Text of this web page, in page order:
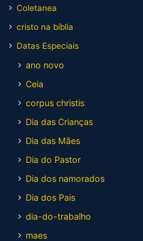
Coletanea
cristo na bíblia
Datas Especiais
ano novo
Ceia
corpus christis
Dia das Crianças
Dia das Mães
Dia do Pastor
Dia dos namorados
Dia dos Pais
dia-do-trabalho
maes